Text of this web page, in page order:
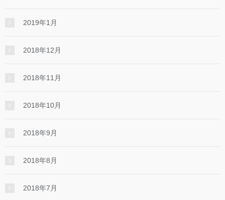
2019年1月
2018年12月
2018年11月
2018年10月
2018年9月
2018年8月
2018年7月